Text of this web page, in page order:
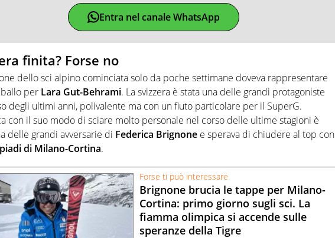
Entra nel canale WhatsApp
finita? Forse no
dello sci alpino cominciata solo da poche settimane doveva rappresentare
ballo per Lara Gut-Behrami. La svizzera è stata una delle grandi protagoniste
degli ultimi anni, polivalente ma con un fiuto particolare per il SuperG.
con il suo modo di sciare molto personale nel corso delle ultime stagioni è
delle grandi avversarie di Federica Brignone e sperava di chiudere al top con
di Milano-Cortina.
Forse ti può interessare
Brignone brucia le tappe per Milano-
Cortina: primo giorno sugli sci. La
fiamma olimpica si accende sulle
speranze della Tigre